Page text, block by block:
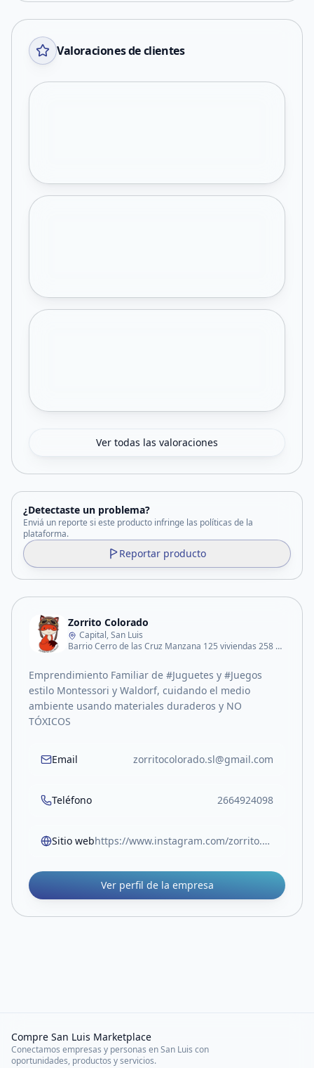
Valoraciones de clientes
Ver todas las valoraciones
¿Detectaste un problema?
Enviá un reporte si este producto infringe las políticas de la
plataforma.
Reportar producto
Zorrito Colorado
Capital, San Luis
Barrio Cerro de las Cruz Manzana 125 viviendas 258 Casa 15
Emprendimiento Familiar de #Juguetes y #Juegos
estilo Montessori y Waldorf, cuidando el medio
ambiente usando materiales duraderos y NO
TÓXICOS
Email zorritocolorado.sl@gmail.com
Teléfono 2664924098
Sitio web https://www.instagram.com/zorrito.colorado.sl/
Ver perfil de la empresa
Compre San Luis Marketplace
Conectamos empresas y personas en San Luis con
oportunidades, productos y servicios.